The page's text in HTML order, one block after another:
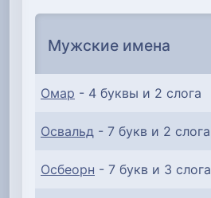
Мужские имена
Омар - 4 буквы и 2 слога
Освальд - 7 букв и 2 слога
Осбеорн - 7 букв и 3 слога